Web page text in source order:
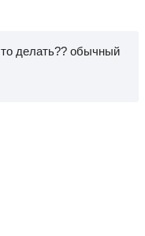
делать?? обычный